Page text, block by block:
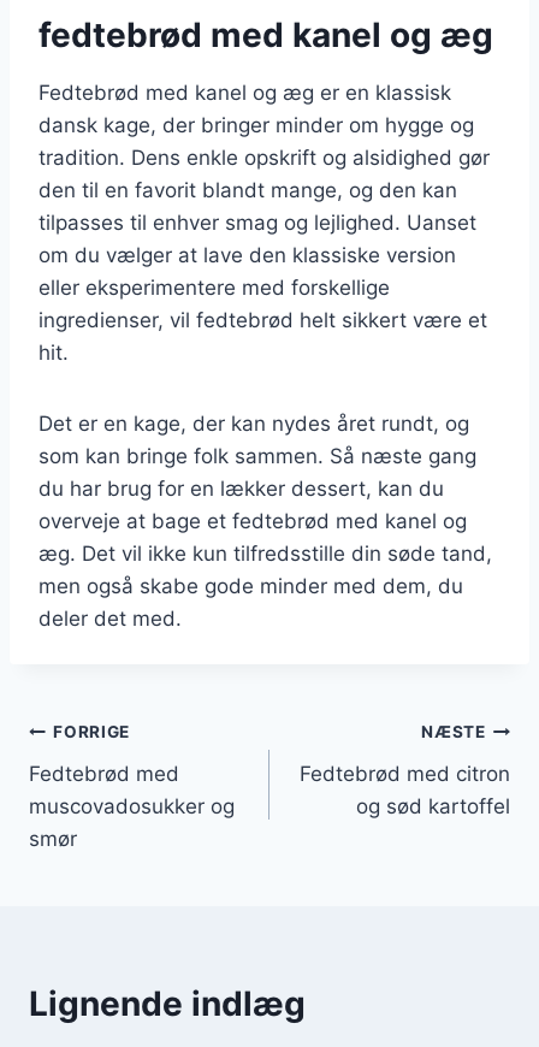
fedtebrød med kanel og æg
Fedtebrød med kanel og æg er en klassisk
dansk kage, der bringer minder om hygge og
tradition. Dens enkle opskrift og alsidighed gør
den til en favorit blandt mange, og den kan
tilpasses til enhver smag og lejlighed. Uanset
om du vælger at lave den klassiske version
eller eksperimentere med forskellige
ingredienser, vil fedtebrød helt sikkert være et
hit.
Det er en kage, der kan nydes året rundt, og
som kan bringe folk sammen. Så næste gang
du har brug for en lækker dessert, kan du
overveje at bage et fedtebrød med kanel og
æg. Det vil ikke kun tilfredsstille din søde tand,
men også skabe gode minder med dem, du
deler det med.
Indlægsnavigation
FORRIGE
Fedtebrød med
muscovadosukker og
smør
NÆSTE
Fedtebrød med citron
og sød kartoffel
Lignende indlæg